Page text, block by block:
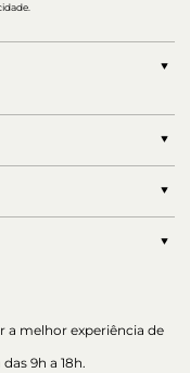
a melhor experiência de
9h a 18h.